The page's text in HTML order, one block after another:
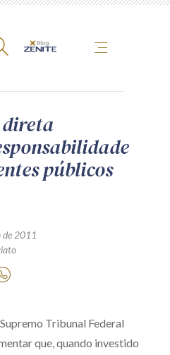
conosco
Zênite
Privacidade
Titulares de Dados
(contato)
e serviços
públicos
de 2011
Tribunal Federal
que, quando investido